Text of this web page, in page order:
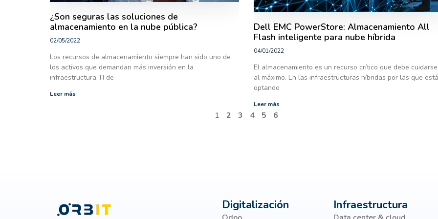
¿Son seguras las soluciones de
almacenamiento en la nube pública?
02/05/2022
Los recursos de almacenamiento siempre han sido uno de
los activos que demandan más inversión en la
infraestructura TI de
Leer más
Dell EMC PowerStore: Almacenamiento All
Flash inteligente para nube híbrida
04/01/2022
El almacenamiento es un recurso crítico que debe cuidarse
al máximo. En las infraestructuras híbridas por las que
optando
Leer más
1 2 3 4 5 6
Digitalización Infraestructura